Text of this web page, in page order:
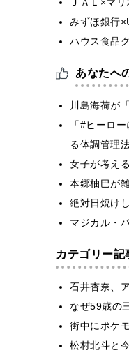
みずほ銀行
ハウス食品
あなたへ
川島海荷が
「#ヒーロ
る体調管理
女子が考え
本郷柚巴が
絶対日焼け
マジカル・
カテゴリー記
石井杏奈、
なぜ59歳の
街中にポケ
松村北斗と